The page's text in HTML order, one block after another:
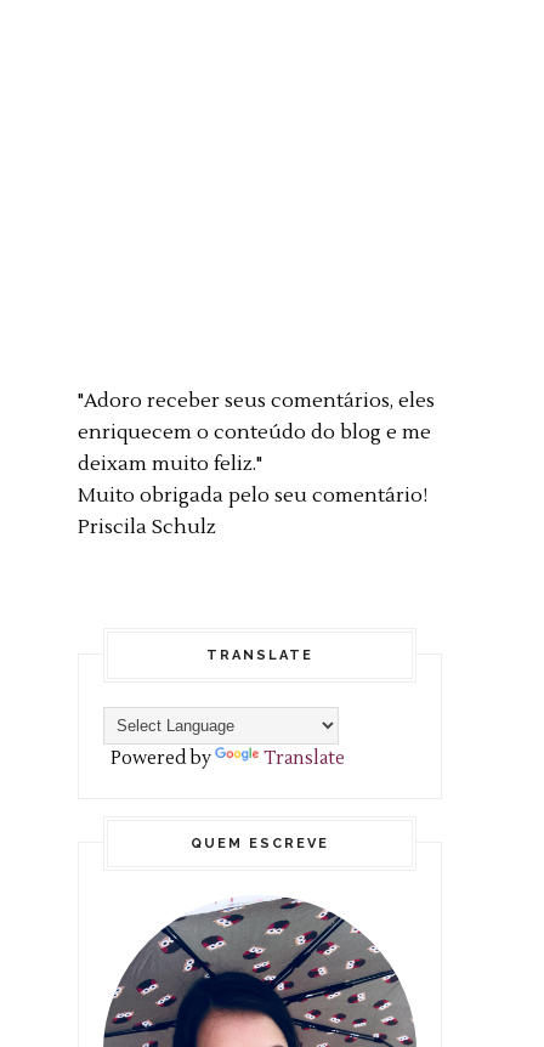
"Adoro receber seus comentários, eles
enriquecem o conteúdo do blog e me
deixam muito feliz."
Muito obrigada pelo seu comentário!
Priscila Schulz
TRANSLATE
Powered by Translate
QUEM ESCREVE